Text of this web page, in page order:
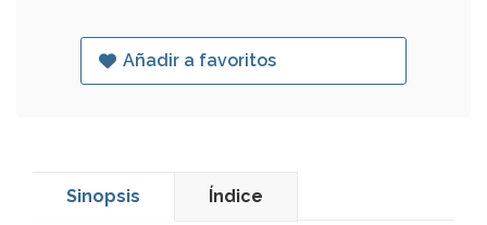
Añadir a favoritos
Sinopsis Índice